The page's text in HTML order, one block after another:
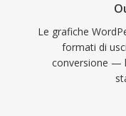
Le grafiche
formati di
conversione —